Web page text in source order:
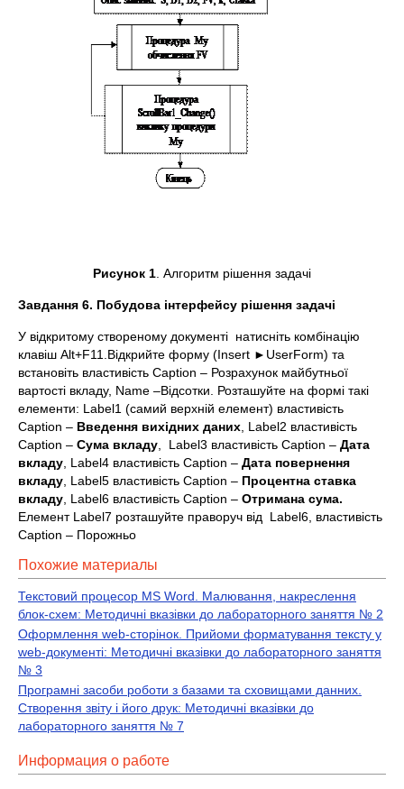
Рисунок 1 . Алгоритм рішення задачі
Завдання 6. Побудова інтерфейсу рішення задачі
У відкритому створеному документі натисніть комбінацію
клавіш Alt+F11.Відкрийте форму (Insert ►UserForm) та
встановіть властивість Caption – Розрахунок майбутньої
вартості вкладу, Name –Відсотки. Розташуйте на формі такі
елементи: Label1 (самий верхній елемент) властивість
Caption – Введення вихідних даних , Label2 властивість
Caption – Сума вкладу , Label3 властивість Caption – Дата
вкладу , Label4 властивість Caption – Дата повернення
вкладу , Label5 властивість Caption – Процентна ставка
вкладу , Label6 властивість Caption – Отримана сума.
Елемент Label7 розташуйте праворуч від Label6, властивість
Caption – Порожньо
Похожие материалы
Текстовий процесор MS Word. Малювання, накреслення
блок-схем: Методичні вказівки до лабораторного заняття № 2
Оформлення web-сторінок. Прийоми форматування тексту у
web-документі: Методичні вказівки до лабораторного заняття
№ 3
Програмні засоби роботи з базами та сховищами данних.
Створення звіту і його друк: Методичні вказівки до
лабораторного заняття № 7
Информация о работе